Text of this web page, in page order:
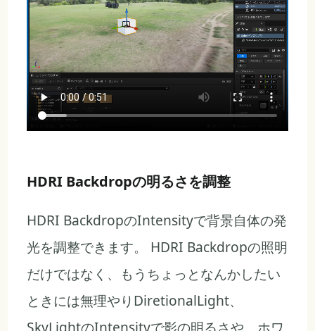
HDRI Backdropの明るさを調整
HDRI BackdropのIntensityで背景自体の発
光を調整できます。 HDRI Backdropの照明
だけではなく、もうちょっとなんかしたい
ときには無理やりDiretionalLight、
SkyLightのIntensityで影の明るさや、ホワ